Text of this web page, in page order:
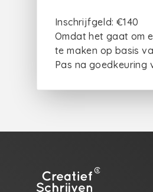
Inschrijfgeld: €140
Omdat het gaat om
te maken op basis
Pas na goedkeuring